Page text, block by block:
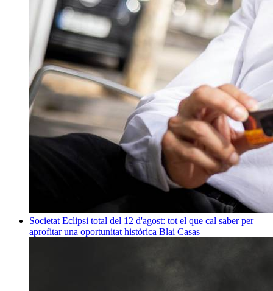
Societat Eclipsi total del 12 d'agost: tot el que cal saber per
aprofitar una oportunitat històrica Blai Casas